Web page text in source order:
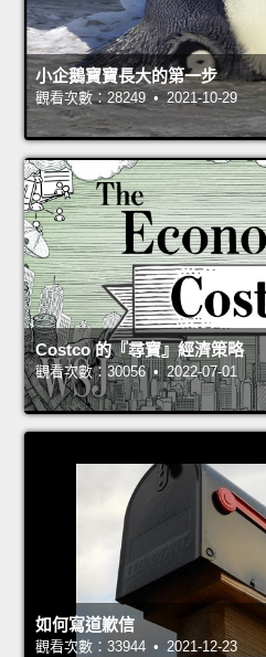
小企鵝寶寶長大的第一步
觀看次數：28249 • 2021-10-29
Costco 的『尋寶』經濟策略
觀看次數：30056 • 2022-07-01
如何寫道歉信
觀看次數：33944 • 2021-12-23